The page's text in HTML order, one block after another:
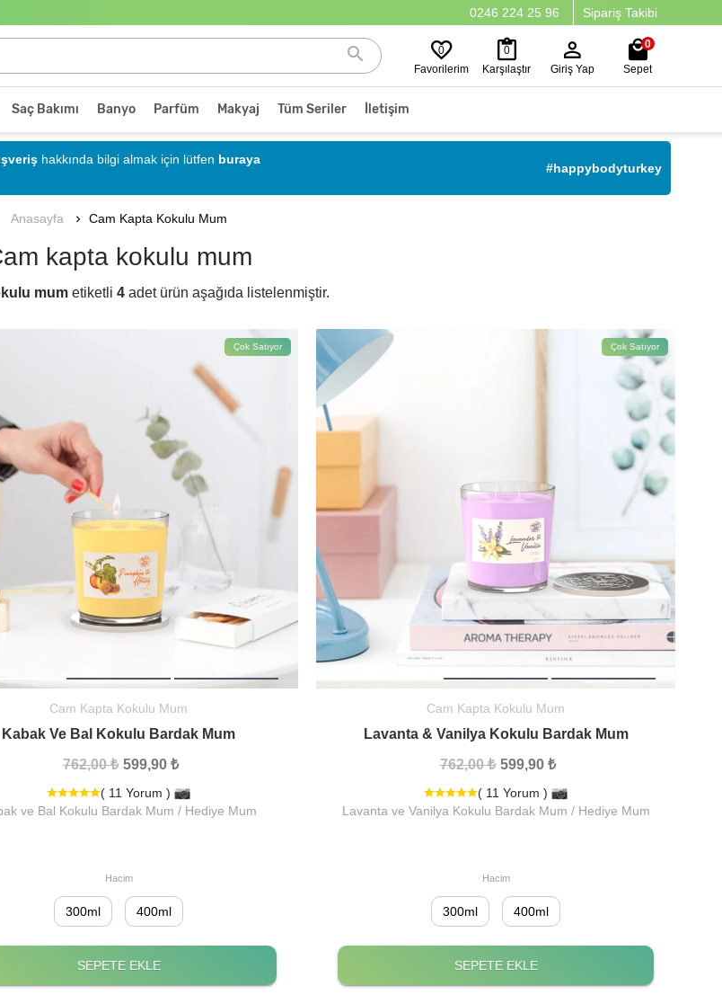
0246 224 25 96 Sipariş Takibi
0
Favorilerim
0
Karşılaştır
Giriş Yap
0
Sepet
Saç Bakımı Banyo Parfüm Makyaj Tüm Seriler İletişim
hakkında bilgi almak için lütfen buraya
#happybodyturkey
Anasayfa Cam Kapta Kokulu Mum
kapta kokulu mum
mum etiketli 4 adet ürün aşağıda listelenmiştir.
Çok Satıyor
Cam Kapta Kokulu Mum
Kabak Ve Bal Kokulu Bardak Mum
762,00 ₺ 599,90 ₺
( 11 Yorum )
ve Bal Kokulu Bardak Mum / Hediye Mum
Hacim
300ml 400ml
SEPETE EKLE
Çok Satıyor
Cam Kapta Kokulu Mum
Lavanta & Vanilya Kokulu Bardak Mum
762,00 ₺ 599,90 ₺
( 11 Yorum )
Lavanta ve Vanilya Kokulu Bardak Mum / Hediye Mum
Hacim
300ml 400ml
SEPETE EKLE